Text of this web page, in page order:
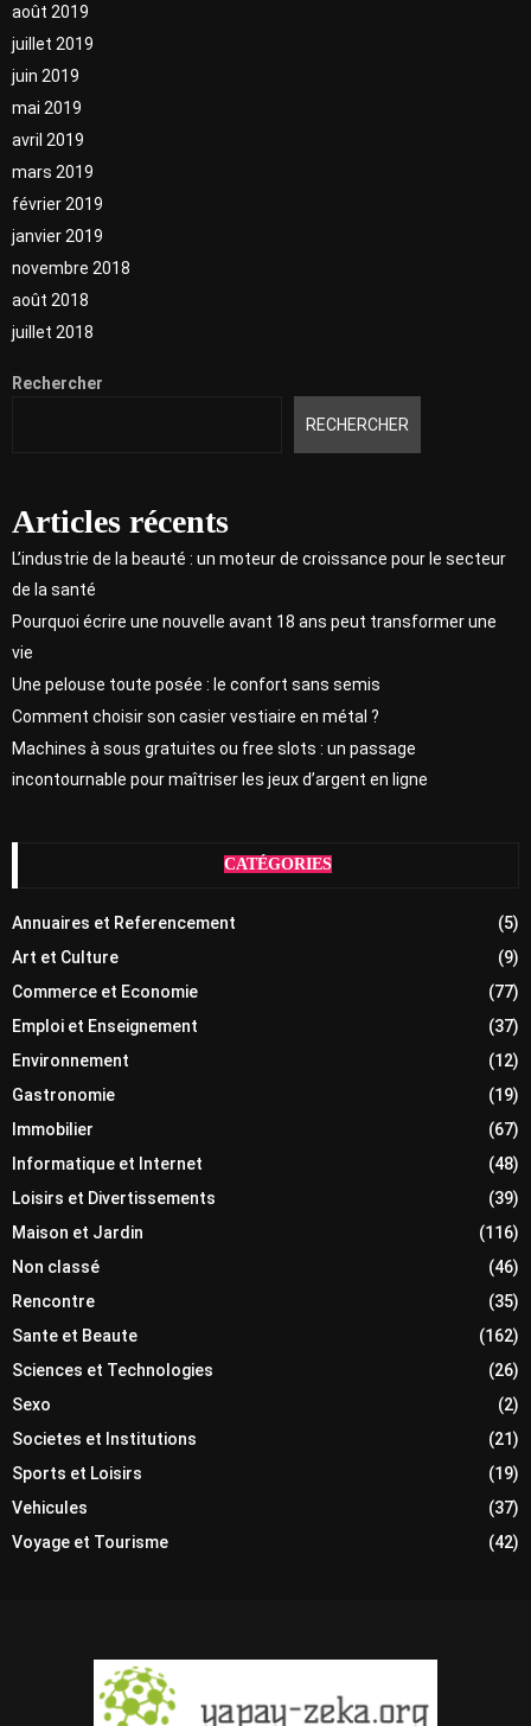
août 2019
juillet 2019
juin 2019
mai 2019
avril 2019
mars 2019
février 2019
janvier 2019
novembre 2018
août 2018
juillet 2018
Rechercher
RECHERCHER
Articles récents
L’industrie de la beauté : un moteur de croissance pour le secteur
de la santé
Pourquoi écrire une nouvelle avant 18 ans peut transformer une
vie
Une pelouse toute posée : le confort sans semis
Comment choisir son casier vestiaire en métal ?
Machines à sous gratuites ou free slots : un passage
incontournable pour maîtriser les jeux d’argent en ligne
CATÉGORIES
Annuaires et Referencement
(5)
Art et Culture
(9)
Commerce et Economie
(77)
Emploi et Enseignement
(37)
Environnement
(12)
Gastronomie
(19)
Immobilier
(67)
Informatique et Internet
(48)
Loisirs et Divertissements
(39)
Maison et Jardin
(116)
Non classé
(46)
Rencontre
(35)
Sante et Beaute
(162)
Sciences et Technologies
(26)
Sexo
(2)
Societes et Institutions
(21)
Sports et Loisirs
(19)
Vehicules
(37)
Voyage et Tourisme
(42)